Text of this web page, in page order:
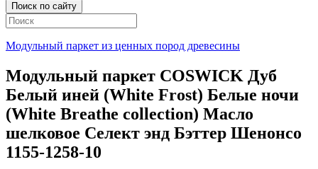
Поиск по сайту
Модульный паркет из ценных пород древесины
Модульный паркет COSWICK Дуб
Белый иней (White Frost) Белые ночи
(White Breathe collection) Масло
шелковое Селект энд Бэттер Шенонсо
1155-1258-10